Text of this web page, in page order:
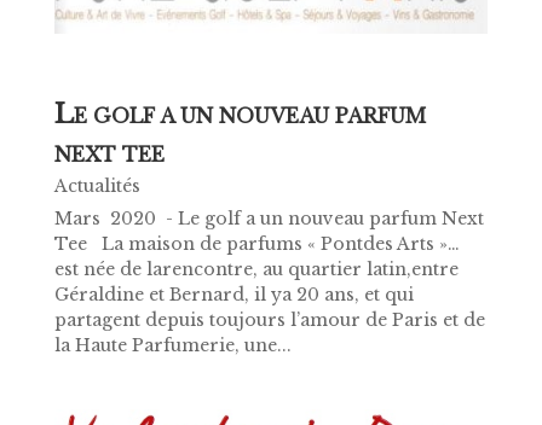
LE GOLF A UN NOUVEAU PARFUM
NEXT TEE
Actualités
Mars 2020 - Le golf a un nouveau parfum Next
Tee La maison de parfums « Pontdes Arts »…
est née de larencontre, au quartier latin,entre
Géraldine et Bernard, il ya 20 ans, et qui
partagent depuis toujours l’amour de Paris et de
la Haute Parfumerie, une...